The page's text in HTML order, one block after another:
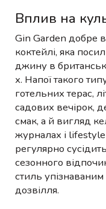
Вплив на
Gin Garden добре
коктейлі, яка
джину в
х. Напої такого
готельних терас,
садових вечірок,
смак, а й вигляд
журналах і
регулярно
сезонного
стиль
дозвілля.